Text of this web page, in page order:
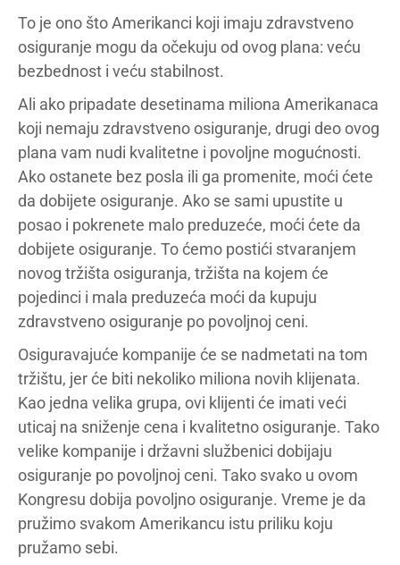
To je ono što Amerikanci koji imaju zdravstveno
osiguranje mogu da očekuju od ovog plana: veću
bezbednost i veću stabilnost.
Ali ako pripadate desetinama miliona Amerikanaca
koji nemaju zdravstveno osiguranje, drugi deo ovog
plana vam nudi kvalitetne i povoljne mogućnosti.
Ako ostanete bez posla ili ga promenite, moći ćete
da dobijete osiguranje. Ako se sami upustite u
posao i pokrenete malo preduzeće, moći ćete da
dobijete osiguranje. To ćemo postići stvaranjem
novog tržišta osiguranja, tržišta na kojem će
pojedinci i mala preduzeća moći da kupuju
zdravstveno osiguranje po povoljnoj ceni.
Osiguravajuće kompanije će se nadmetati na tom
tržištu, jer će biti nekoliko miliona novih klijenata.
Kao jedna velika grupa, ovi klijenti će imati veći
uticaj na sniženje cena i kvalitetno osiguranje. Tako
velike kompanije i državni službenici dobijaju
osiguranje po povoljnoj ceni. Tako svako u ovom
Kongresu dobija povoljno osiguranje. Vreme je da
pružimo svakom Amerikancu istu priliku koju
pružamo sebi.